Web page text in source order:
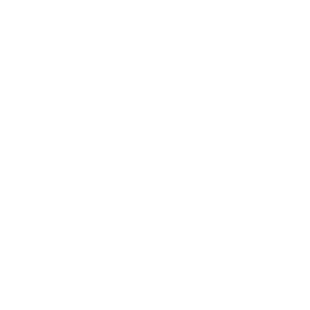
надійності та комфорту. Це автомобіль, який
повністю готовий до будь-якої поїздки.